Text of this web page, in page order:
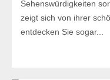
Sehenswürdigkeiten
zeigt sich von ihrer
entdecken Sie sogar...